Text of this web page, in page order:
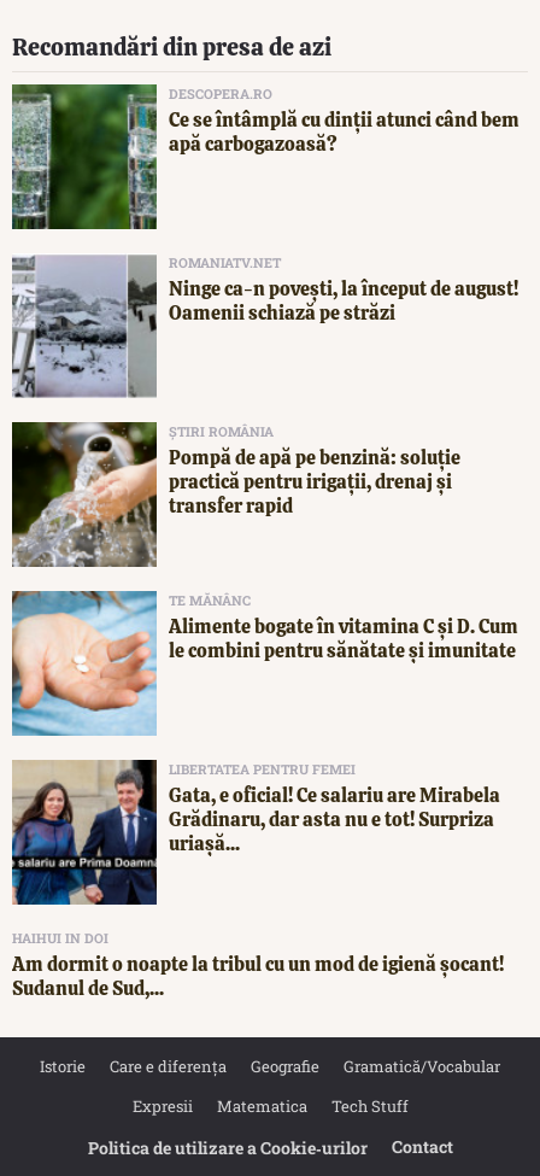
Recomandări din presa de azi
DESCOPERA.RO
Ce se întâmplă cu dinții atunci când bem
apă carbogazoasă?
ROMANIATV.NET
Ninge ca-n povești, la început de august!
Oamenii schiază pe străzi
ȘTIRI ROMÂNIA
Pompă de apă pe benzină: soluție
practică pentru irigații, drenaj și
transfer rapid
TE MĂNÂNC
Alimente bogate în vitamina C și D. Cum
le combini pentru sănătate și imunitate
LIBERTATEA PENTRU FEMEI
Gata, e oficial! Ce salariu are Mirabela
Grădinaru, dar asta nu e tot! Surpriza
uriașă...
HAIHUI IN DOI
Am dormit o noapte la tribul cu un mod de igienă șocant!
Sudanul de Sud,...
Istorie Care e diferența Geografie
Gramatică/Vocabular
Expresii
Matematica Tech Stuff
Politica de utilizare a Cookie‐urilor Contact